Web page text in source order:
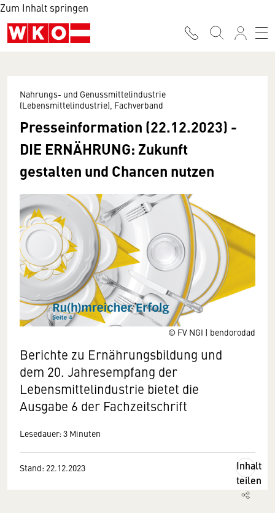
Zum Inhalt springen
© FV NGI | bendorodad
Nahrungs- und Genussmittelindustrie
(Lebensmittelindustrie), Fachverband
Presseinformation (22.12.2023) -
DIE ERNÄHRUNG: Zukunft
gestalten und Chancen nutzen
Berichte zu Ernährungsbildung und
dem 20. Jahresempfang der
Lebensmittelindustrie bietet die
Ausgabe 6 der Fachzeitschrift
Lesedauer: 3 Minuten
Stand: 22.12.2023
Inhalt
teilen